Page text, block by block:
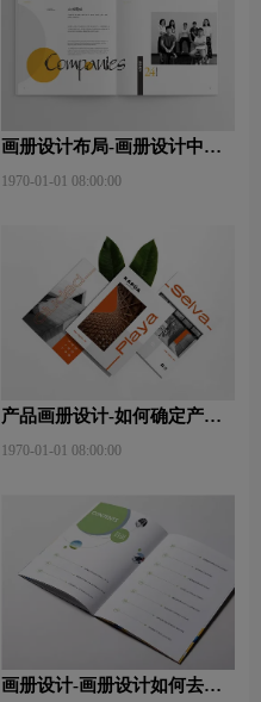
画册设计布局-画册设计中图
1970-01-01 08:00:00
产品画册设计-如何确定产品
1970-01-01 08:00:00
画册设计-画册设计如何去重